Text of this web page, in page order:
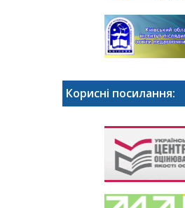
Корисні посилання: